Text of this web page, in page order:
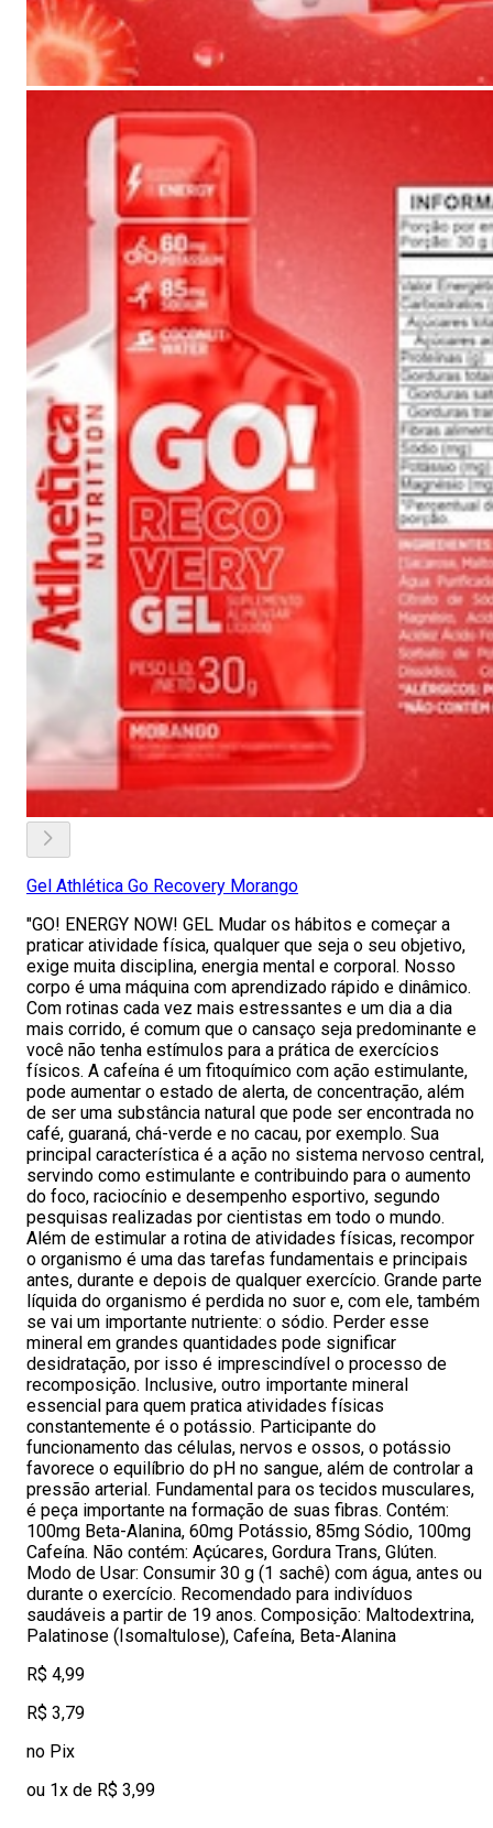
Gel Athlética Go Recovery Morango
"GO! ENERGY NOW! GEL Mudar os hábitos e começar a
praticar atividade física, qualquer que seja o seu objetivo,
exige muita disciplina, energia mental e corporal. Nosso
corpo é uma máquina com aprendizado rápido e dinâmico.
Com rotinas cada vez mais estressantes e um dia a dia
mais corrido, é comum que o cansaço seja predominante e
você não tenha estímulos para a prática de exercícios
físicos. A cafeína é um fitoquímico com ação estimulante,
pode aumentar o estado de alerta, de concentração, além
de ser uma substância natural que pode ser encontrada no
café, guaraná, chá-verde e no cacau, por exemplo. Sua
principal característica é a ação no sistema nervoso central,
servindo como estimulante e contribuindo para o aumento
do foco, raciocínio e desempenho esportivo, segundo
pesquisas realizadas por cientistas em todo o mundo.
Além de estimular a rotina de atividades físicas, recompor
o organismo é uma das tarefas fundamentais e principais
antes, durante e depois de qualquer exercício. Grande parte
líquida do organismo é perdida no suor e, com ele, também
se vai um importante nutriente: o sódio. Perder esse
mineral em grandes quantidades pode significar
desidratação, por isso é imprescindível o processo de
recomposição. Inclusive, outro importante mineral
essencial para quem pratica atividades físicas
constantemente é o potássio. Participante do
funcionamento das células, nervos e ossos, o potássio
favorece o equilíbrio do pH no sangue, além de controlar a
pressão arterial. Fundamental para os tecidos musculares,
é peça importante na formação de suas fibras. Contém:
100mg Beta-Alanina, 60mg Potássio, 85mg Sódio, 100mg
Cafeína. Não contém: Açúcares, Gordura Trans, Glúten.
Modo de Usar: Consumir 30 g (1 sachê) com água, antes ou
durante o exercício. Recomendado para indivíduos
saudáveis a partir de 19 anos. Composição: Maltodextrina,
Palatinose (Isomaltulose), Cafeína, Beta-Alanina
R$ 4,99
R$ 3,79
no Pix
ou 1x de R$ 3,99